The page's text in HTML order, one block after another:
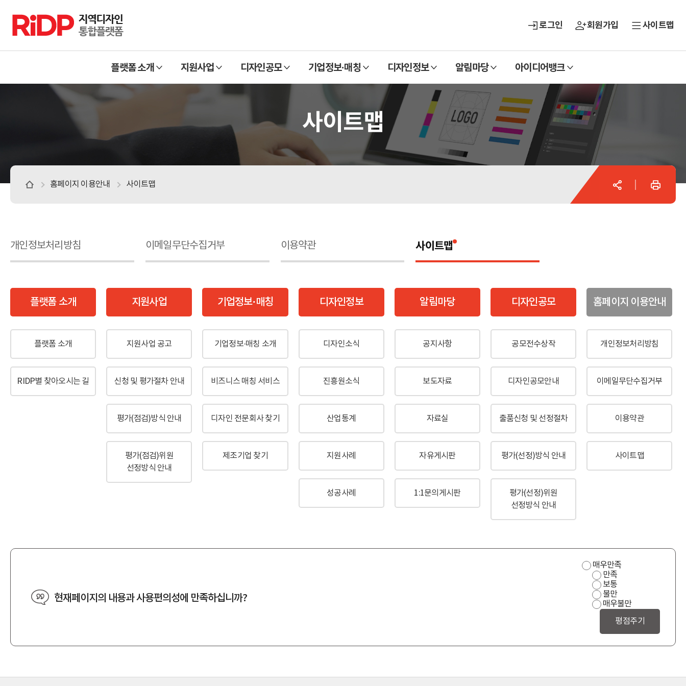
RiDP 지역디자인 통합플랫폼
로그인 회원가입 사이트맵
플랫폼 소개
열
기
지원사업
열
기
디자인공모
열
기
기업정보·매칭
열
기
디자인정보
열
기
알림마당
열
기
아이디어뱅크
열
기
사이트맵
홈페이지 이용안내 사이트맵
개인정보처리방침 이메일무단수집거부 이용약관 사이트맵
플랫폼 소개
플랫폼 소개
RIDP별 찾아오시는 길
지원사업
지원사업 공고
신청 및 평가절차 안내
평가(점검)방식 안내
평가(점검)위원
선정방식 안내
기업정보·매칭
기업정보·매칭 소개
비즈니스 매칭 서비스
디자인 전문회사 찾기
제조기업 찾기
디자인정보
디자인소식
진흥원소식
산업통계
지원사례
성공사례
알림마당
공지사항
보도자료
자료실
자유게시판
1:1문의게시판
디자인공모
공모전수상작
디자인공모안내
출품신청 및 선정절차
평가(선정)방식 안내
평가(선정)위원
선정방식 안내
홈페이지 이용안내
개인정보처리방침
이메일무단수집거부
이용약관
사이트맵
현재페이지의 내용과 사용편의성에 만족하십니까?
사 매우만족
만족
보통
불만
매우불만